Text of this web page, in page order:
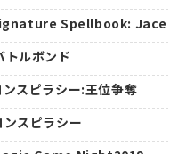
Spellbook: Jace
トルボンド
ンスピラシー:王位争奪
ンスピラシー